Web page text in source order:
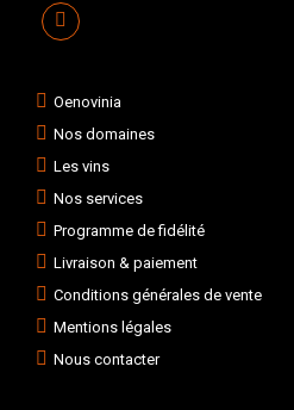
Oenovinia
Nos domaines
Les vins
Nos services
Programme de fidélité
Livraison & paiement
Conditions générales de vente
Mentions légales
Nous contacter